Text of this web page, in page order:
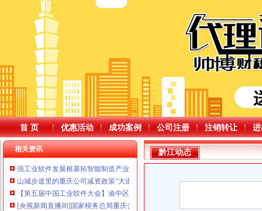
首 页 优惠活动 成功案例 公司注册 注销转让
相关资讯
强工业软件发展根基拓智能制造产业生态第五届中国工业软件大会在渝中举行
山城步道里的重庆公司减资政策“大道理”
【第五届中国工业软件大会】渝中区重庆公司减资政策委书记黄茂军作主题
[央视新闻直播间]国家税务总局重庆公司减资代办水资源费改税成效显著
黔江动态